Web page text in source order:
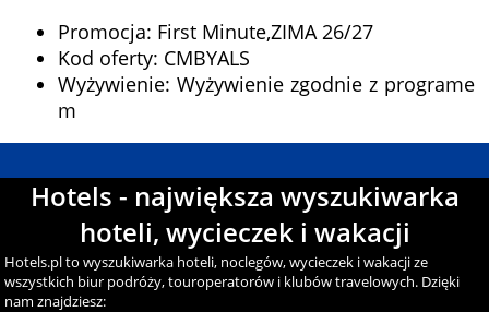
Promocja: First Minute,ZIMA 26/27
Kod oferty: CMBYALS
Wyżywienie: Wyżywienie zgodnie z programe
m
Hotels - największa wyszukiwarka
hoteli, wycieczek i wakacji
Hotels.pl to wyszukiwarka hoteli, noclegów, wycieczek i wakacji ze
wszystkich biur podróży, touroperatorów i klubów travelowych. Dzięki
nam znajdziesz: